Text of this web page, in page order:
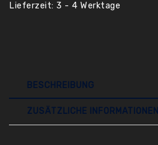
Lieferzeit: 3 - 4 Werktage
BESCHREIBUNG
ZUSÄTZLICHE INFORMATIONEN